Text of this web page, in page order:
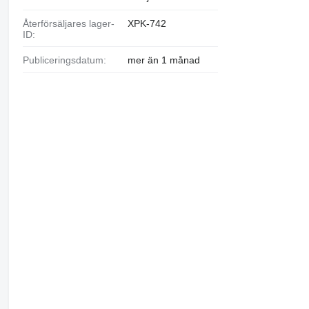
Återförsäljares lager-
ID:
XPK-742
Publiceringsdatum: mer än 1 månad